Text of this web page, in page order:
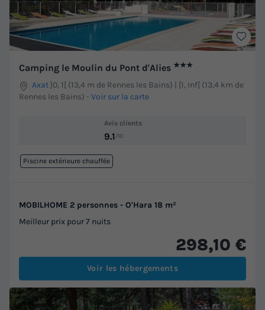
Camping le Moulin du Pont d'Alies ★★★
Axat]0, 1[ (13,4 m de Rennes les Bains) | [1, Inf[ (13,4 km de
Rennes les Bains) - Voir sur la carte
Avis clients
9.1 /10
Piscine extérieure chauffée
MOBILHOME 2 personnes - O'Hara 18 m²
Meilleur prix pour 7 nuits
298,10 €
Voir les hébergements